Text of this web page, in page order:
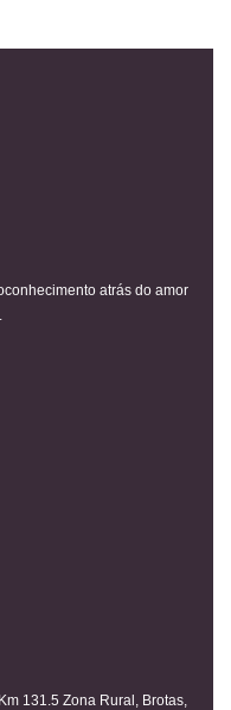
atrás do amor
131.5 Zona Rural, Brotas,